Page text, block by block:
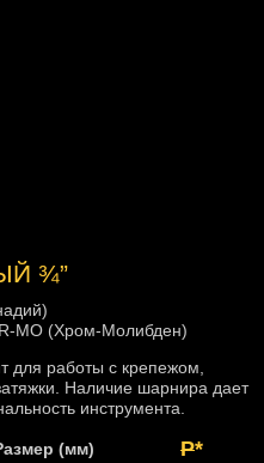
¾”
MO (Хром-Молибден)
для работы с крепежом,
Наличие шарнира дает
инструмента.
(мм) P*